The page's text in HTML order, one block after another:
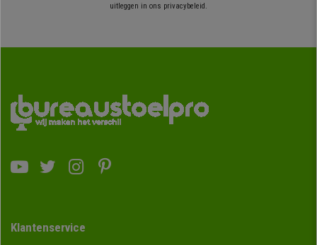
uitleggen in ons privacybeleid.
Klantenservice